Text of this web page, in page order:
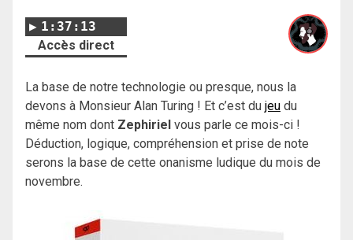
1:37:13
Accès direct
La base de notre technologie ou presque, nous la
devons à Monsieur Alan Turing ! Et c’est du jeu du
même nom dont Zephiriel vous parle ce mois-ci !
Déduction, logique, compréhension et prise de note
serons la base de cette onanisme ludique du mois de
novembre.